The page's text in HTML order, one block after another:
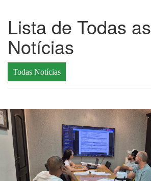
Lista de Todas as
Notícias
Todas Notícias